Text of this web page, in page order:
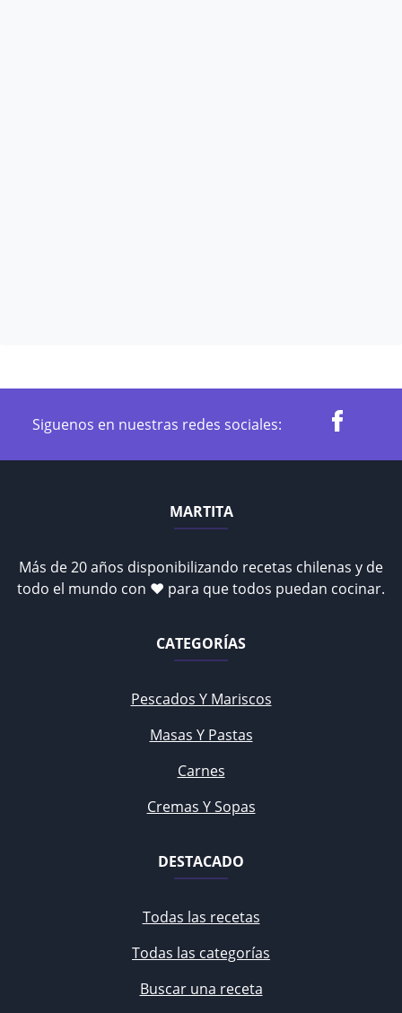
Siguenos en nuestras redes sociales:
MARTITA
Más de 20 años disponibilizando recetas chilenas y de
todo el mundo con ♥ para que todos puedan cocinar.
CATEGORÍAS
Pescados Y Mariscos
Masas Y Pastas
Carnes
Cremas Y Sopas
DESTACADO
Todas las recetas
Todas las categorías
Buscar una receta